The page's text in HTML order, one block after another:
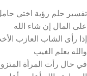
تفسير حلم رؤية اختي
على المال إن شاء الله
إذا رأى الشاب العازب
والله يعلم الغيب
في حال رأت المرأة